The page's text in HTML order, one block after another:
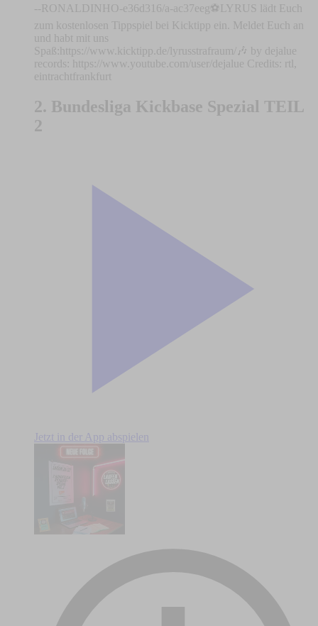
--RONALDINHO-e36d316/a-ac37eeg⚽LYRUS lädt Euch
zum kostenlosen Tippspiel bei Kicktipp ein. Meldet Euch an
und habt mit uns
Spaß:⁠⁠⁠⁠⁠⁠⁠⁠⁠⁠⁠⁠⁠⁠⁠⁠⁠⁠⁠⁠⁠⁠⁠⁠⁠⁠⁠⁠⁠⁠⁠⁠⁠⁠⁠⁠⁠⁠⁠⁠⁠⁠⁠⁠⁠⁠⁠⁠⁠⁠⁠⁠⁠⁠⁠⁠⁠⁠⁠⁠⁠⁠⁠⁠⁠⁠⁠⁠⁠⁠⁠⁠https://www.kicktipp.de/lyrusstrafraum/🎶 by dejalue
records: ⁠⁠⁠⁠⁠⁠⁠https://www.youtube.com/user/dejalue Credits: rtl,
eintrachtfrankfurt
2. Bundesliga Kickbase Spezial TEIL
2
Jetzt in der App abspielen